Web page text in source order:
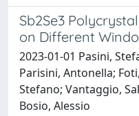
Sb2Se3
on Different
2023-01-01 Pasini,
Parisini, Antonella;
Stefano; Vantaggio,
Bosio, Alessio